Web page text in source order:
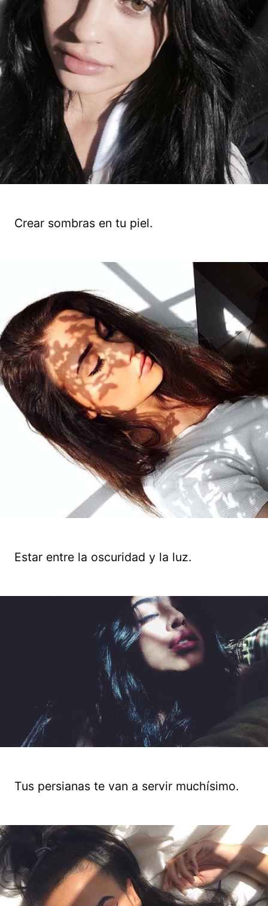
Crear sombras en tu piel.
Estar entre la oscuridad y la luz.
Tus persianas te van a servir muchísimo.